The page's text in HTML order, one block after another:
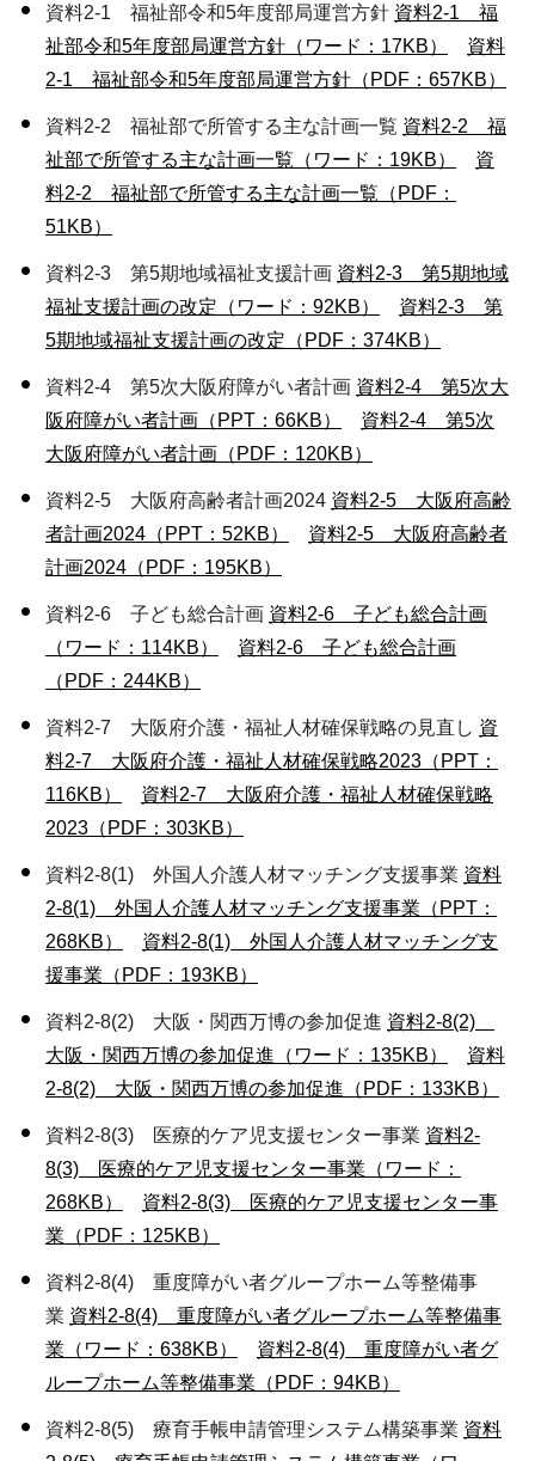
資料2-1 福祉部令和5年度部局運営方針 資料2-1 福
祉部令和5年度部局運営方針（ワード：17KB）
資料
2-1 福祉部令和5年度部局運営方針（PDF：657KB）
資料2-2 福祉部で所管する主な計画一覧 資料2-2 福
祉部で所管する主な計画一覧（ワード：19KB）
資
料2-2 福祉部で所管する主な計画一覧（PDF：
51KB）
資料2-3 第5期地域福祉支援計画 資料2-3 第5期地域
福祉支援計画の改定（ワード：92KB）
資料2-3 第
5期地域福祉支援計画の改定（PDF：374KB）
資料2-4 第5次大阪府障がい者計画 資料2-4 第5次大
阪府障がい者計画（PPT：66KB）
資料2-4 第5次
大阪府障がい者計画（PDF：120KB）
資料2-5 大阪府高齢者計画2024 資料2-5 大阪府高齢
者計画2024（PPT：52KB）
資料2-5 大阪府高齢者
計画2024（PDF：195KB）
資料2-6 子ども総合計画 資料2-6 子ども総合計画
（ワード：114KB）
資料2-6 子ども総合計画
（PDF：244KB）
資料2-7 大阪府介護・福祉人材確保戦略の見直し 資
料2-7 大阪府介護・福祉人材確保戦略2023（PPT：
116KB）
資料2-7 大阪府介護・福祉人材確保戦略
2023（PDF：303KB）
資料2-8(1) 外国人介護人材マッチング支援事業 資料
2-8(1) 外国人介護人材マッチング支援事業（PPT：
268KB）
資料2-8(1) 外国人介護人材マッチング支
援事業（PDF：193KB）
資料2-8(2) 大阪・関西万博の参加促進 資料2-8(2)
大阪・関西万博の参加促進（ワード：135KB）
資料
2-8(2) 大阪・関西万博の参加促進（PDF：133KB）
資料2-8(3) 医療的ケア児支援センター事業 資料2-
8(3) 医療的ケア児支援センター事業（ワード：
268KB）
資料2-8(3) 医療的ケア児支援センター事
業（PDF：125KB）
資料2-8(4) 重度障がい者グループホーム等整備事
業 資料2-8(4) 重度障がい者グループホーム等整備事
業（ワード：638KB）
資料2-8(4) 重度障がい者グ
ループホーム等整備事業（PDF：94KB）
資料2-8(5) 療育手帳申請管理システム構築事業 資料